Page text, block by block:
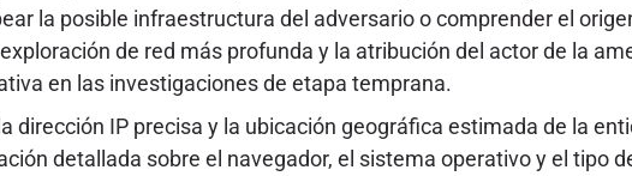
la posible infraestructura del adversario o comprender el
de red más profunda y la atribución del actor de la
en las investigaciones de etapa temprana.
dirección IP precisa y la ubicación geográfica estimada de la
detallada sobre el navegador, el sistema operativo y el tipo